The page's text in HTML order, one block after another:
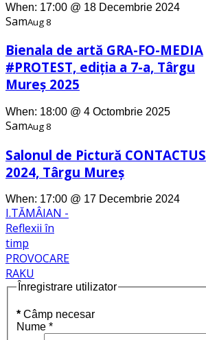
When: 17:00 @ 18 Decembrie 2024
SamAug 8
Bienala de artă GRA-FO-MEDIA
#PROTEST, ediţia a 7-a, Târgu
Mureş 2025
When: 18:00 @ 4 Octombrie 2025
SamAug 8
Salonul de Pictură CONTACTUS
2024, Târgu Mureş
When: 17:00 @ 17 Decembrie 2024
I.TĂMÂIAN -
Reflexii în
timp
PROVOCARE
RAKU
Înregistrare utilizator
* Câmp necesar
Nume *